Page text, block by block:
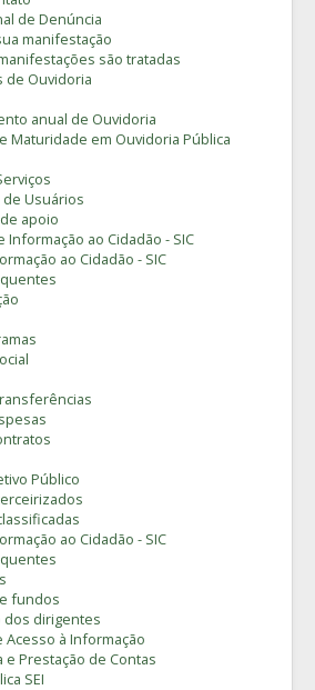
de Denúncia
manifestação
são tratadas
de Ouvidoria
anual de Ouvidoria
Maturidade em Ouvidoria Pública
Usuários
apoio
Informação ao Cidadão - SIC
ao Cidadão - SIC
Público
ao Cidadão - SIC
fundos
dos dirigentes
Acesso à Informação
e Prestação de Contas
SEI